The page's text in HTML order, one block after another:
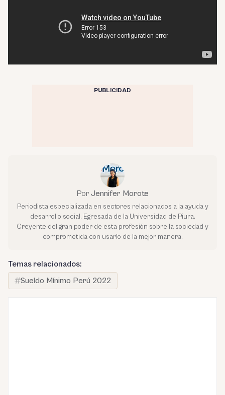
PUBLICIDAD
Por Jennifer Morote
Periodista especializada en sectores relacionados a la ayuda y
desarrollo social. Egresada de la Universidad de Piura.
Creyente del gran poder de esta profesión sobre la sociedad y
comprometida con usarlo de la mejor manera.
Temas relacionados:
Sueldo Mínimo Perú 2022